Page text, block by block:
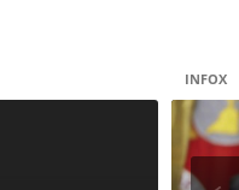
INFOX